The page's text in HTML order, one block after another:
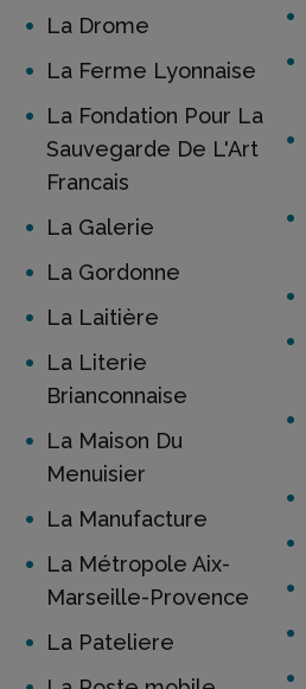
La Drome
La Ferme Lyonnaise
La Fondation Pour La
Sauvegarde De L'Art
Francais
La Galerie
La Gordonne
La Laitière
La Literie
Brianconnaise
La Maison Du
Menuisier
La Manufacture
La Métropole Aix-
Marseille-Provence
La Pateliere